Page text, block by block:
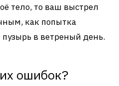
тело, то ваш выстрел
как попытка
в ветреный день.
ошибок?